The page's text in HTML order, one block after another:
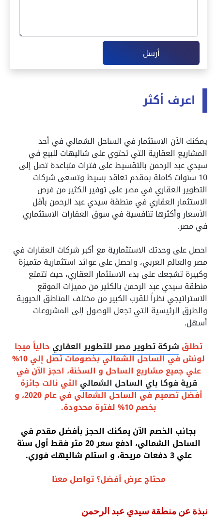
أرسل
اعرف أكثر
يمكنك الآن الاستثمار في الساحل الشمالي في أحد
المشاريع العقارية التي تحتوي على شاليهات للبيع في
سيدي عبد الرحمن بالتقسيط على فترات متباعدة تصل إلى
10 سنوات كاملة بمقدم تعاقد بسيط وتسعى شركات
التطوير العقاري في مصر على توفير الكثير من فرص
الاستثمار العقاري في منطقة سيدي عبد الرحمن بأقل
الأسعار وأكثرها تنافسية في سوق العقارات الاستثماري
في مصر.
احصل على وحدتك الاستثمارية مع أكبر شركات العقارات في
مصر والعالم العربي، واحصل على عوائد استثمارية متميزة
وكبيرة تشجعك على بدء الاستثمار العقاري، حيث تتمتع
منطقة سيدي عبد الرحمن بالكثير من مميزات الموقع
الاستراتيجي نظراً للقرب الكبير من مختلف المناطق الحيوية
والطرق الرئيسية التي تجعل الوصول إلى المشروعات
أسهل.
تطلق شركة تطوير مصر للتطوير العقاري حالياً ميجا
لونش في الساحل الشمالي بخصومات تصل إلي 10%
علي جميع مشاريع الساحل و السخنة، احجز الآن في
قرية فوكا باي الساحل الشمالي التي نالت جائزة
أفضل تصميم في الساحل الشمالي في عام 2020، و
بخصم 10% لفترة محدودة.
بجانب الخصم الآن يمكنك الحجز بأفضل مقدم في
الساحل الشمالي، ادفع سعر 20 متر فقط أول سنة
علي 3 دفعات مريحة، و استلم شاليهك فوري.
محتاج عرض أفضل؟ تواصل معنا
نبذة عن منطقة سيدي عبد الرحمن